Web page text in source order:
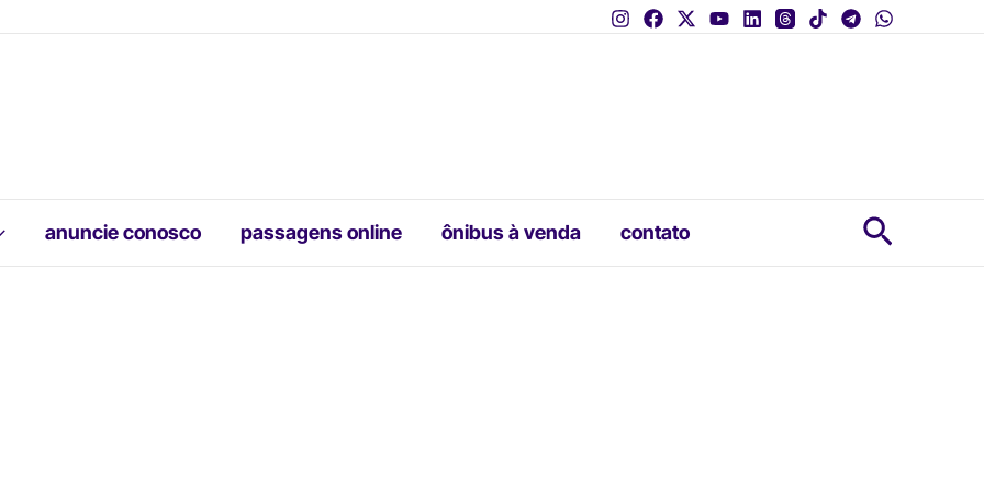
anuncie conosco passagens online ônibus à venda contato